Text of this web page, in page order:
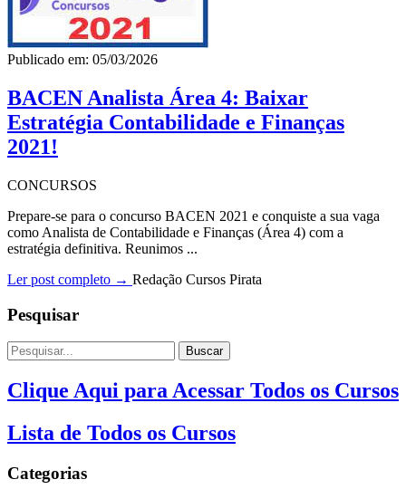
Publicado em: 05/03/2026
BACEN Analista Área 4: Baixar
Estratégia Contabilidade e Finanças
2021!
CONCURSOS
Prepare-se para o concurso BACEN 2021 e conquiste a sua vaga
como Analista de Contabilidade e Finanças (Área 4) com a
estratégia definitiva. Reunimos ...
Ler post completo → Redação Cursos Pirata
Pesquisar
Buscar
Clique Aqui para Acessar Todos os Cursos
Lista de Todos os Cursos
Categorias